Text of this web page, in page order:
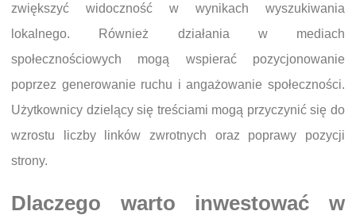
zwiększyć widoczność w wynikach wyszukiwania
lokalnego. Również działania w mediach
społecznościowych mogą wspierać pozycjonowanie
poprzez generowanie ruchu i angażowanie społeczności.
Użytkownicy dzielący się treściami mogą przyczynić się do
wzrostu liczby linków zwrotnych oraz poprawy pozycji
strony.
Dlaczego warto inwestować w